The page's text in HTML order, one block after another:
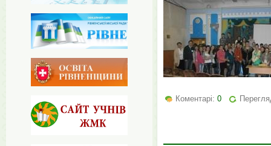
Коментарі: 0